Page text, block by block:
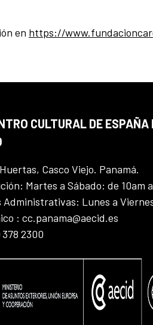
en https://
CULTURAL DE
Casco Viejo. Panamá.
Martes a Sábado: de 10am
Administrativas: Lunes a
: cc.panama@aecid.es
2300